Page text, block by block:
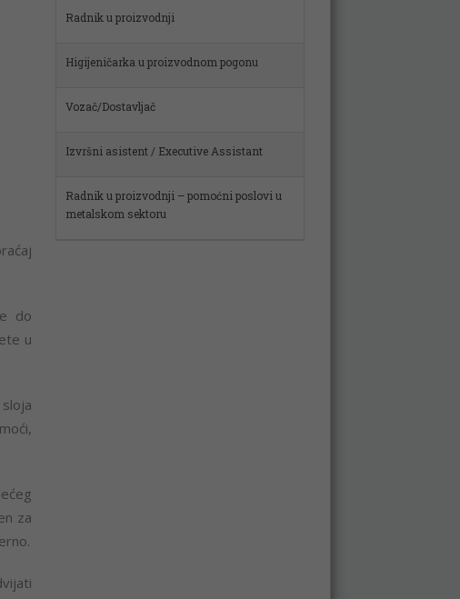
do
u
za
Higijeničarka u proizvodnom pogonu
Vozač/Dostavljač
Izvršni asistent / Executive Assistant
Radnik u proizvodnji – pomoćni poslovi u
Spremačica